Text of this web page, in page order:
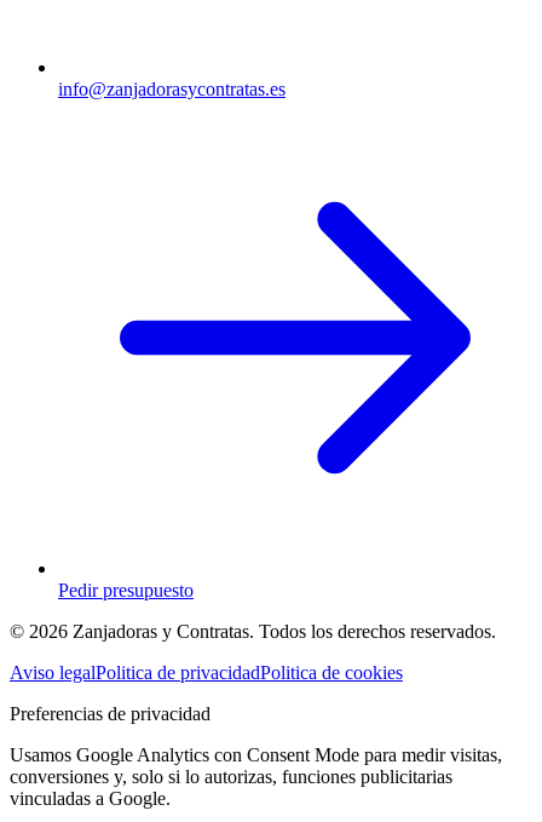
info@zanjadorasycontratas.es
Pedir presupuesto
© 2026 Zanjadoras y Contratas. Todos los derechos reservados.
Aviso legalPolitica de privacidadPolitica de cookies
Preferencias de privacidad
Usamos Google Analytics con Consent Mode para medir visitas,
conversiones y, solo si lo autorizas, funciones publicitarias
vinculadas a Google.